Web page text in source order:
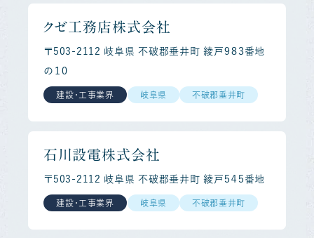
クゼ工務店株式会社
〒503-2112 岐阜県 不破郡垂井町 綾戸９８３番地
の１０
建設・工事業界 岐阜県 不破郡垂井町
石川設電株式会社
〒503-2112 岐阜県 不破郡垂井町 綾戸５４５番地
建設・工事業界 岐阜県 不破郡垂井町